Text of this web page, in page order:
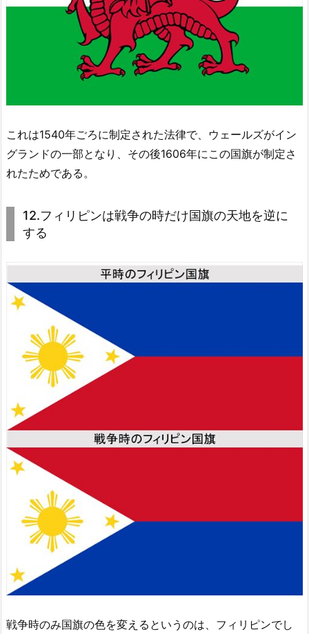
これは1540年ごろに制定された法律で、ウェールズがイン
グランドの一部となり、その後1606年にこの国旗が制定さ
れたためである。
12.フィリピンは戦争の時だけ国旗の天地を逆に
する
戦争時のみ国旗の色を変えるというのは、フィリピンでし